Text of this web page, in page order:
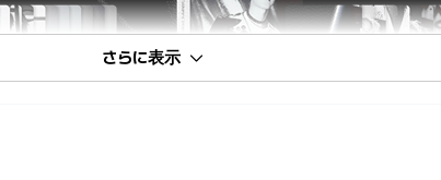
さらに表示